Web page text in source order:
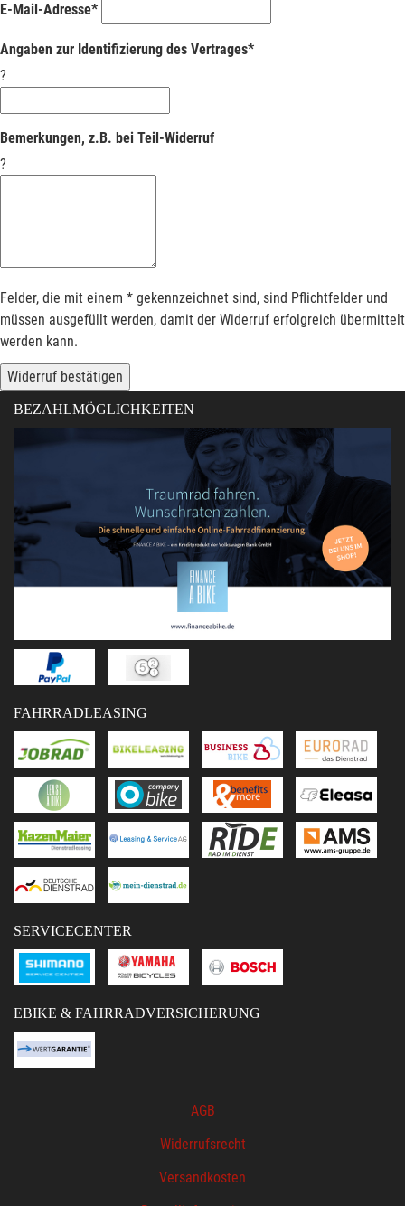
E-Mail-Adresse*
Angaben zur Identifizierung des Vertrages*
?
Bemerkungen, z.B. bei Teil-Widerruf
?
Felder, die mit einem * gekennzeichnet sind, sind Pflichtfelder und
müssen ausgefüllt werden, damit der Widerruf erfolgreich übermittelt
werden kann.
Widerruf bestätigen
BEZAHLMÖGLICHKEITEN
FAHRRADLEASING
SERVICECENTER
EBIKE & FAHRRADVERSICHERUNG
AGB
Widerrufsrecht
Versandkosten